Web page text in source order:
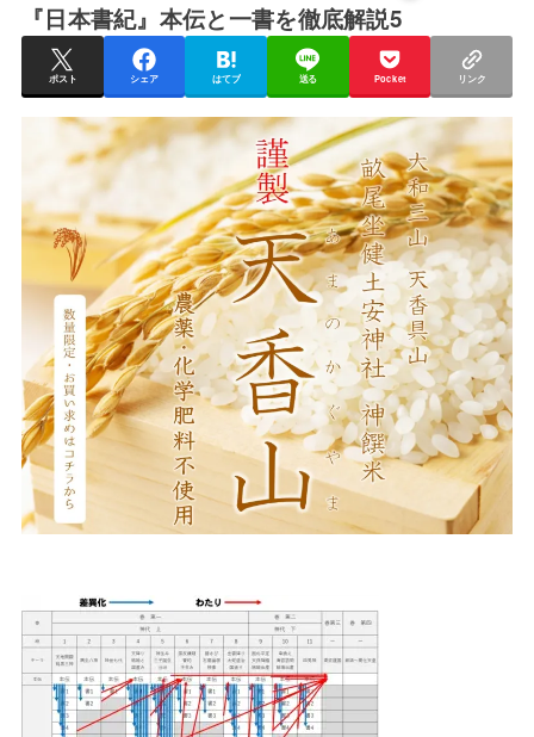
『日本書紀』本伝と一書を徹底解説5
ポスト シェア はてブ 送る Pocket リンク